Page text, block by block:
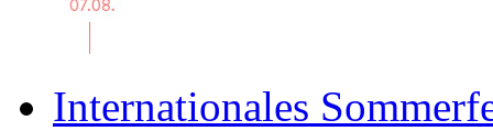
Internationales